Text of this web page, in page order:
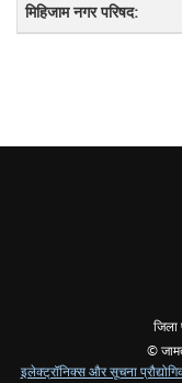
जिला
©
इलेक्ट्रॉनिक्स और सूचना